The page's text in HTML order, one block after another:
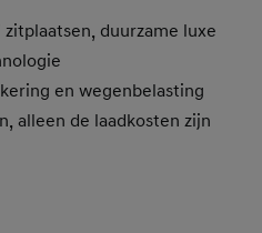
duurzame luxe
en wegenbelasting
alleen de laadkosten zijn